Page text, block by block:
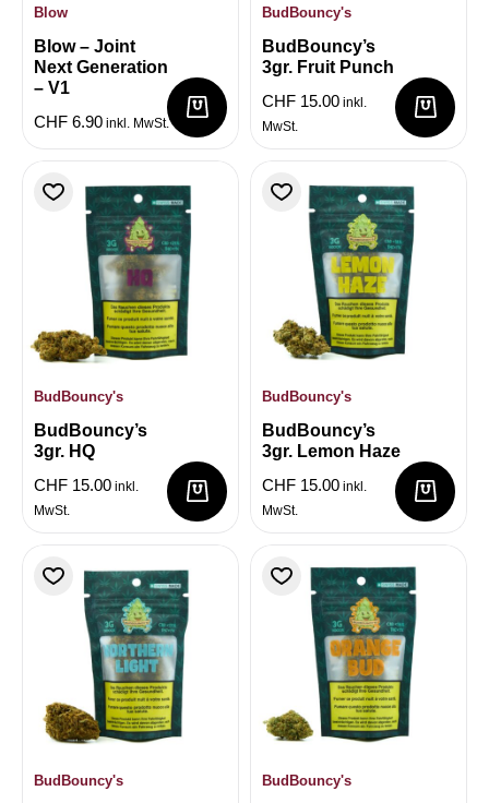
Blow
Blow – Joint
Next Generation
– V1
CHF 6.90 inkl. MwSt.
BudBouncy's
BudBouncy’s
3gr. Fruit Punch
CHF 15.00 inkl.
MwSt.
BudBouncy's
BudBouncy’s
3gr. HQ
CHF 15.00 inkl.
MwSt.
BudBouncy's
BudBouncy’s
3gr. Lemon Haze
CHF 15.00 inkl.
MwSt.
BudBouncy's BudBouncy's